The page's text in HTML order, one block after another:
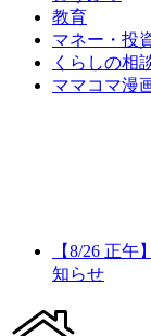
教育
マネー・投
くらしの相
ママコマ漫
【8/26 正
知らせ